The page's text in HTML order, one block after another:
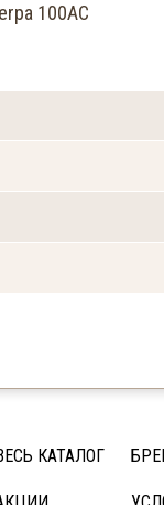
100AC
КАТАЛОГ